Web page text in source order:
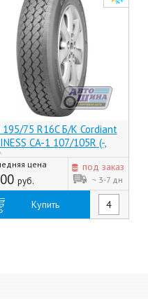
75 R16C Б/К Cordiant
CA-1 107/105R (-,
цена
руб.
под заказ
~ 3-7 дн
Купить